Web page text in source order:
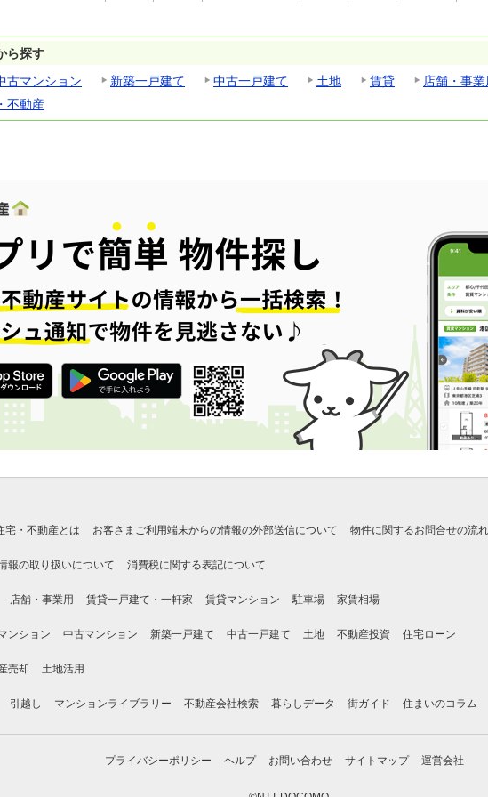
ら探す
古マンション 新築一戸建て 中古一戸建て 土地 賃貸
店舗・事業
不動産
宅・不動産とは お客さまご利用端末からの情報の外部送信について 物件に関するお問合せの流れ
報の取り扱いについて 消費税に関する表記について
店舗・事業用 賃貸一戸建て・一軒家 賃貸マンション 駐車場 家賃相場
ンション 中古マンション 新築一戸建て 中古一戸建て 土地 不動産投資 住宅ローン
売却 土地活用
引越し マンションライブラリー 不動産会社検索 暮らしデータ 街ガイド 住まいのコラム
プライバシーポリシー ヘルプ お問い合わせ サイトマップ 運営会社